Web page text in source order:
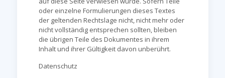
oder einzelne Formulierungen dieses Textes
der geltenden Rechtslage nicht, nicht mehr oder
nicht vollständig entsprechen sollten, bleiben
die übrigen Teile des Dokumentes in ihrem
Inhalt und ihrer Gültigkeit davon unberührt.
Datenschutz